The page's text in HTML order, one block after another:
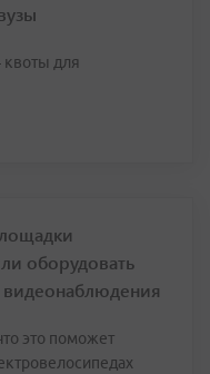
для
оборудовать
это поможет